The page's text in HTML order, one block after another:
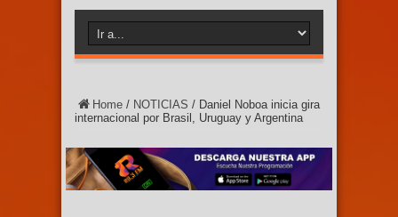
Home / NOTICIAS / Daniel Noboa inicia gira
internacional por Brasil, Uruguay y Argentina